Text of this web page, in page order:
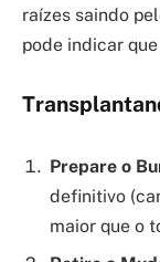
raízes saindo
pode indicar
Prepare o
definitivo
maior que o